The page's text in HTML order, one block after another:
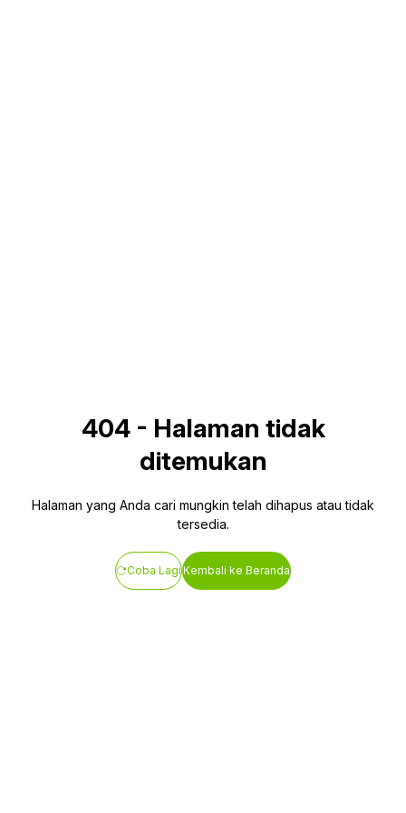
404- Halaman tidak
ditemukan
Halaman yang Anda cari mungkin telah dihapus atau tidak
tersedia.
Coba LagiKembali ke Beranda